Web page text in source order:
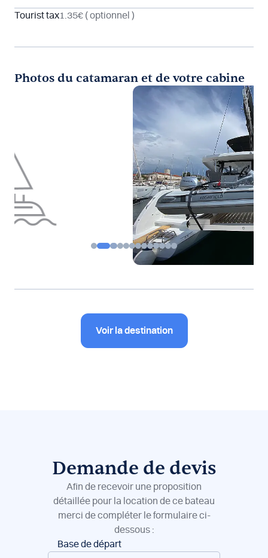
Tourist tax1.35€ ( optionnel )
Photos du catamaran et de votre cabine
Voir la destination
Demande de devis
Afin de recevoir une proposition
détaillée pour la location de ce bateau
merci de compléter le formulaire ci-
dessous :
Réservation
Base de départ